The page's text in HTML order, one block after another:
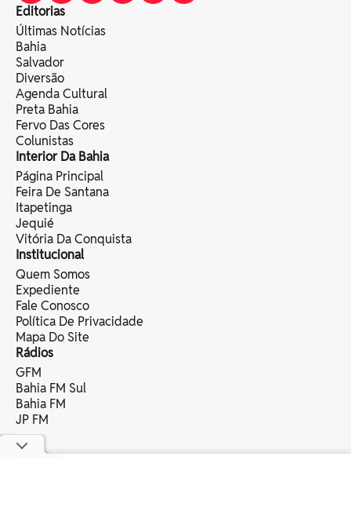
Editorias
Últimas Notícias
Bahia
Salvador
Diversão
Agenda Cultural
Preta Bahia
Fervo Das Cores
Colunistas
Interior Da Bahia
Página Principal
Feira De Santana
Itapetinga
Jequié
Vitória Da Conquista
Institucional
Quem Somos
Expediente
Fale Conosco
Política De Privacidade
Mapa Do Site
Rádios
GFM
Bahia FM Sul
Bahia FM
JP FM